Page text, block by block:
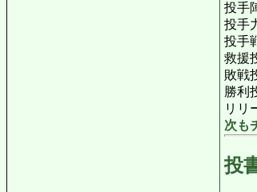
投手
投手
投手
救援
敗戦
勝利
リリ
次も
投